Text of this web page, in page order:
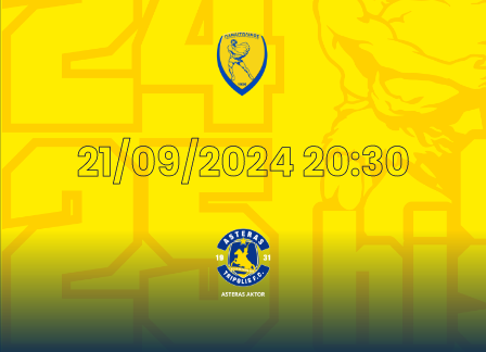
21/09/2024 20:30